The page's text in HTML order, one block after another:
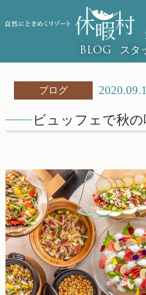
BLOG スタ
ブログ
ビュッフェで秋